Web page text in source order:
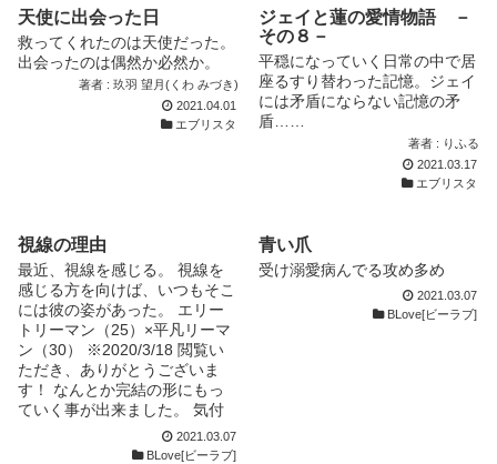
しておりません。 お気持ちだ
けありがたく頂戴いたします。
エピソードごとに時期がバラバ
ラです。 時系列通りに並んで
ません。 読みづらいかもしれ
ませんがご容赦ください。
に読んだほうが理解しやすいか
と思いま～す。
・・・・・・・・・・・・・・
・・・・・・・・・・・・・・
・・・・・・・・・・・・・・
・ ２５歳、リーマンふたりの
お話 目指すところはリーマン
た
・・・・・・・・・・・・・・
・・・・・・・・・・・・・・
・・・・・・・・・・・・・・
・ 一応完結をみたのですが、
番外編的なものをチョイチョイ
ＵＰしたら続編を書きたくなっ
て 第二部といいますか・・・
連載再開となりました。 リク
エストをいただいたりと嬉しい
反応に感謝。 レストラン「Ｓ
のを大幅に改稿、投稿終了】
うちの子好きに描いてくださる
方大歓迎♪ 作者画力皆無なの
で、泣いて喜びます。笑 表紙
は鳴神さまから頂きましたっ
（≧∇≦） ☆キャラのプロフィー
ル集公開しました。よければご
天使に出会った日
救ってくれたのは天使だった。
出会ったのは偶然か必然か。
著者 : 玖羽 望月(くわ みづき)
2021.04.01
エブリスタ
ジェイと蓮の愛情物語 －
その８－
平穏になっていく日常の中で居
座るすり替わった記憶。ジェイ
には矛盾にならない記憶の矛
盾……
著者 : りふる
2021.03.17
エブリスタ
視線の理由
最近、視線を感じる。 視線を
感じる方を向けば、いつもそこ
には彼の姿があった。 エリー
トリーマン（25）×平凡リーマ
ン（30） ※2020/3/18 閲覧い
ただき、ありがとうございま
す！ なんとか完結の形にもっ
ていく事が出来ました。 気付
けば、約三年ぶりの更新でござ
います。 長い間の放置、申し
2021.03.07
BLove[ビーラブ]
青い爪
受け溺愛病んでる攻め多め
2021.03.07
BLove[ビーラブ]